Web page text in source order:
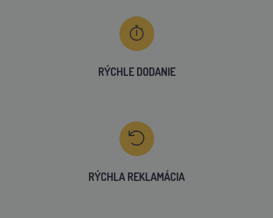
RÝCHLE DODANIE
RÝCHLA REKLAMÁCIA